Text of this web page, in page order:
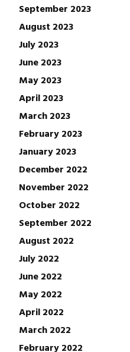
September 2023
August 2023
July 2023
June 2023
May 2023
April 2023
March 2023
February 2023
January 2023
December 2022
November 2022
October 2022
September 2022
August 2022
July 2022
June 2022
May 2022
April 2022
March 2022
February 2022